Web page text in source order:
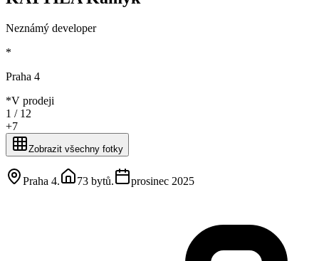
Neznámý developer
*
Praha 4
*V prodeji
1 / 12
+7
Zobrazit všechny fotky
Praha 4. 73 bytů. prosinec 2025